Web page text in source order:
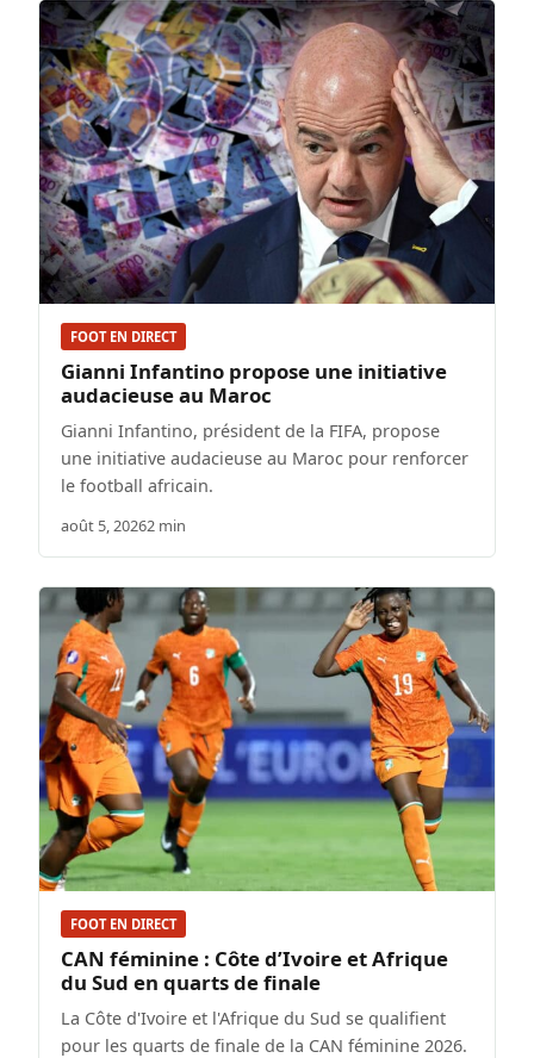
FOOT EN DIRECT
Gianni Infantino propose une initiative
audacieuse au Maroc
Gianni Infantino, président de la FIFA, propose
une initiative audacieuse au Maroc pour renforcer
le football africain.
août 5, 20262 min
FOOT EN DIRECT
CAN féminine : Côte d’Ivoire et Afrique
du Sud en quarts de finale
La Côte d'Ivoire et l'Afrique du Sud se qualifient
pour les quarts de finale de la CAN féminine 2026.